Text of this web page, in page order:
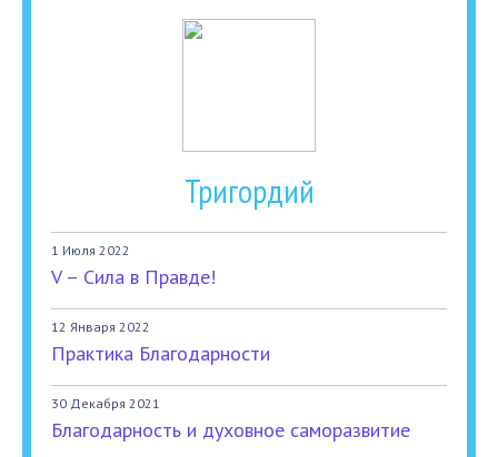
Тригордий
1 Июля 2022
V – Сила в Правде!
12 Января 2022
Практика Благодарности
30 Декабря 2021
Благодарность и духовное саморазвитие